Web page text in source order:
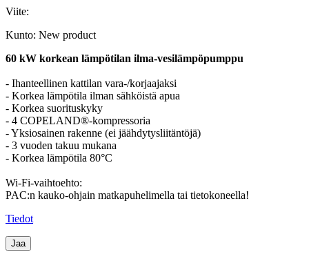
Viite:
Kunto: New product
60 kW korkean lämpötilan ilma-vesilämpöpumppu
- Ihanteellinen kattilan vara-/korjaajaksi
- Korkea lämpötila ilman sähköistä apua
- Korkea suorituskyky
- 4 COPELAND®-kompressoria
- Yksiosainen rakenne (ei jäähdytysliitäntöjä)
- 3 vuoden takuu mukana
- Korkea lämpötila 80°C
Wi-Fi-vaihtoehto:
PAC:n kauko-ohjain matkapuhelimella tai tietokoneella!
Tiedot
Jaa